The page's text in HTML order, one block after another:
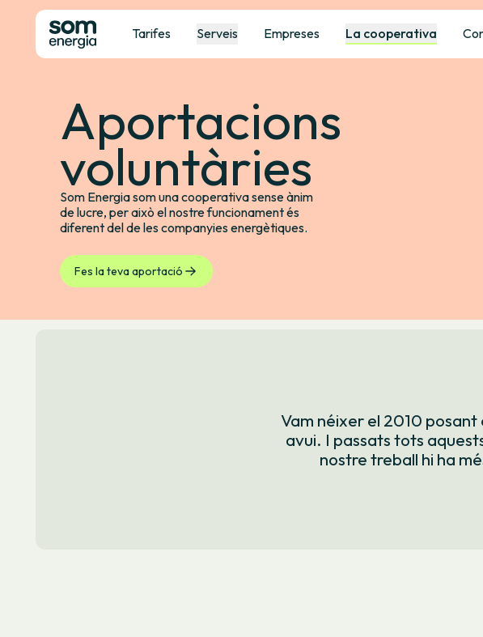
Tarifes Serveis Empreses La cooperativa
Aportacions
voluntàries
Som Energia som una cooperativa sense ànim
de lucre, per això el nostre funcionament és
diferent del de les companyies energètiques.
Fes la teva aportació
Vam néixer el 2010
avui. I passats tots
nostre treball hi ha